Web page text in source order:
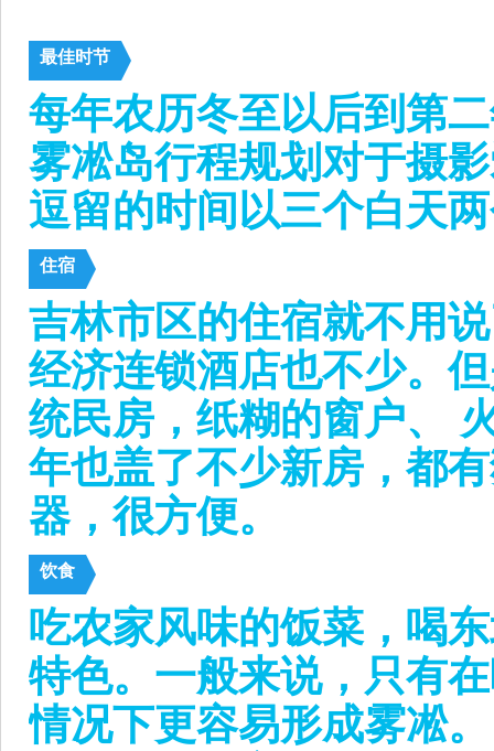
最佳时节
每年农历冬至以后到第
雾凇岛行程规划对于摄
逗留的时间以三个白天
住宿
吉林市区的住宿就不用
经济连锁酒店也不少。
统民房，纸糊的窗户、
年也盖了不少新房，都
器，很方便。
饮食
吃农家风味的饭菜，喝
特色。一般来说，只有
情况下更容易形成雾凇。